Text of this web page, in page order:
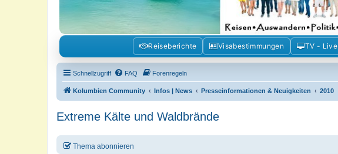
Reiseberichte Visabestimmungen TV - Live
Schnellzugriff FAQ Forenregeln
Kolumbien Community Infos | News Presseinformationen & Neuigkeiten 2010
Extreme Kälte und Waldbrände
Thema abonnieren